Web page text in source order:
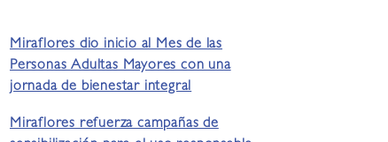
Miraflores dio inicio al Mes de las
Personas Adultas Mayores con una
jornada de bienestar integral
Miraflores refuerza campañas de